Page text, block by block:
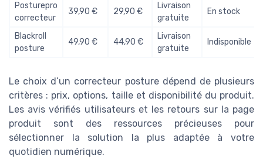
Posturepro
correcteur
39,90 € 29,90 €
Livraison
gratuite
En stock
Blackroll
posture
49,90 € 44,90 €
Livraison
gratuite
Indisponible
Le choix d’un correcteur posture dépend de plusieurs
critères : prix, options, taille et disponibilité du produit.
Les avis vérifiés utilisateurs et les retours sur la page
produit sont des ressources précieuses pour
sélectionner la solution la plus adaptée à votre
quotidien numérique.